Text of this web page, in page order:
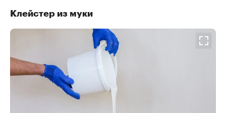
Клейстер из муки